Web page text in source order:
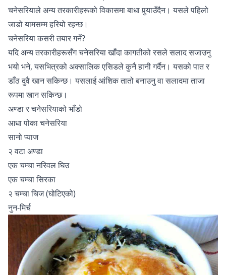
चनेसरियाले अन्य तरकारीहरूको विकासमा बाधा पुर्‍याउँदैन। यसले पहिलो
जाडो यामसम्म हरियो रहन्छ।
चनेसरिया कसरी तयार गर्ने?
यदि अन्य तरकारीहरूसँग चनेसरिया खाँदा कागतीको रसले सलाद सजाउनु
भयो भने, यसभित्रको अक्सालिक एसिडले कुनै हानी गर्दैन। यसको पात र
डाँठ दुवै खान सकिन्छ। यसलाई आंशिक तातो बनाउनु वा सलादमा ताजा
रूपमा खान सकिन्छ।
अण्डा र चनेसरियाको भाँडो
आधा पोका चनेसरिया
सानो प्याज
२ वटा अण्डा
एक चम्चा नरिवल घिउ
एक चम्चा सिरका
२ चम्चा चिज (घोटिएको)
नुन-मिर्च